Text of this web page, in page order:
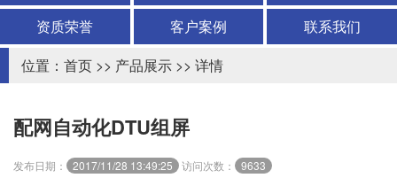
资质荣誉
客户案例
联系我们
位置： 首页 >> 产品展示 >> 详情
配网自动化DTU组屏
发布日期： 2017/11/28 13:49:25 访问次数： 9633